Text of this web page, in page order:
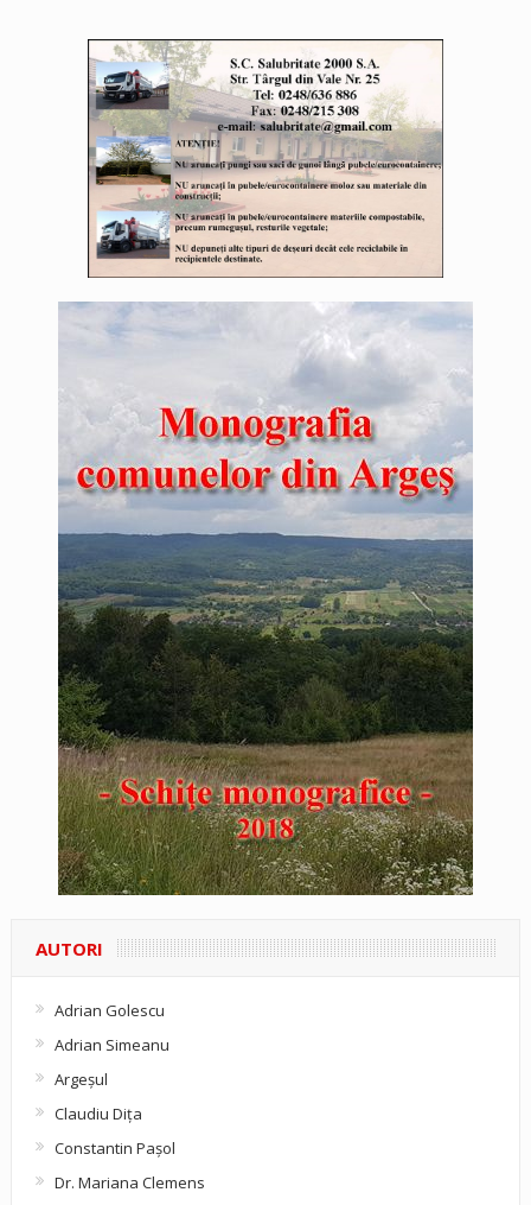
AUTORI
Adrian Golescu
Adrian Simeanu
Argeşul
Claudiu Diţa
Constantin Pașol
Dr. Mariana Clemens